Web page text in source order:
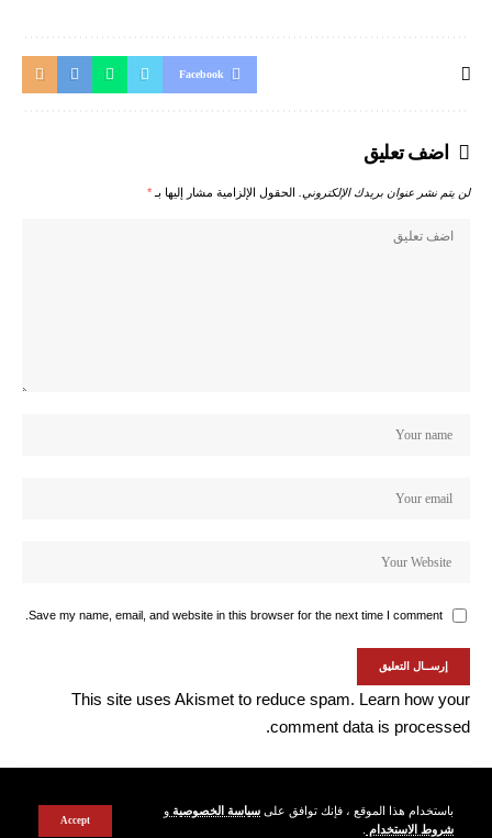
باستخدام هذا الموقع ، فإنك توافق على سياسة الخصوصية و
شروط الاستخدام
Accept
Facebook
اضف تعليق
لن يتم نشر عنوان بريدك الإلكتروني. الحقول الإلزامية مشار إليها بـ *
Save my name, email, and website in this browser for the next time I comment.
This site uses Akismet to reduce spam. Learn how your
comment data is processed.